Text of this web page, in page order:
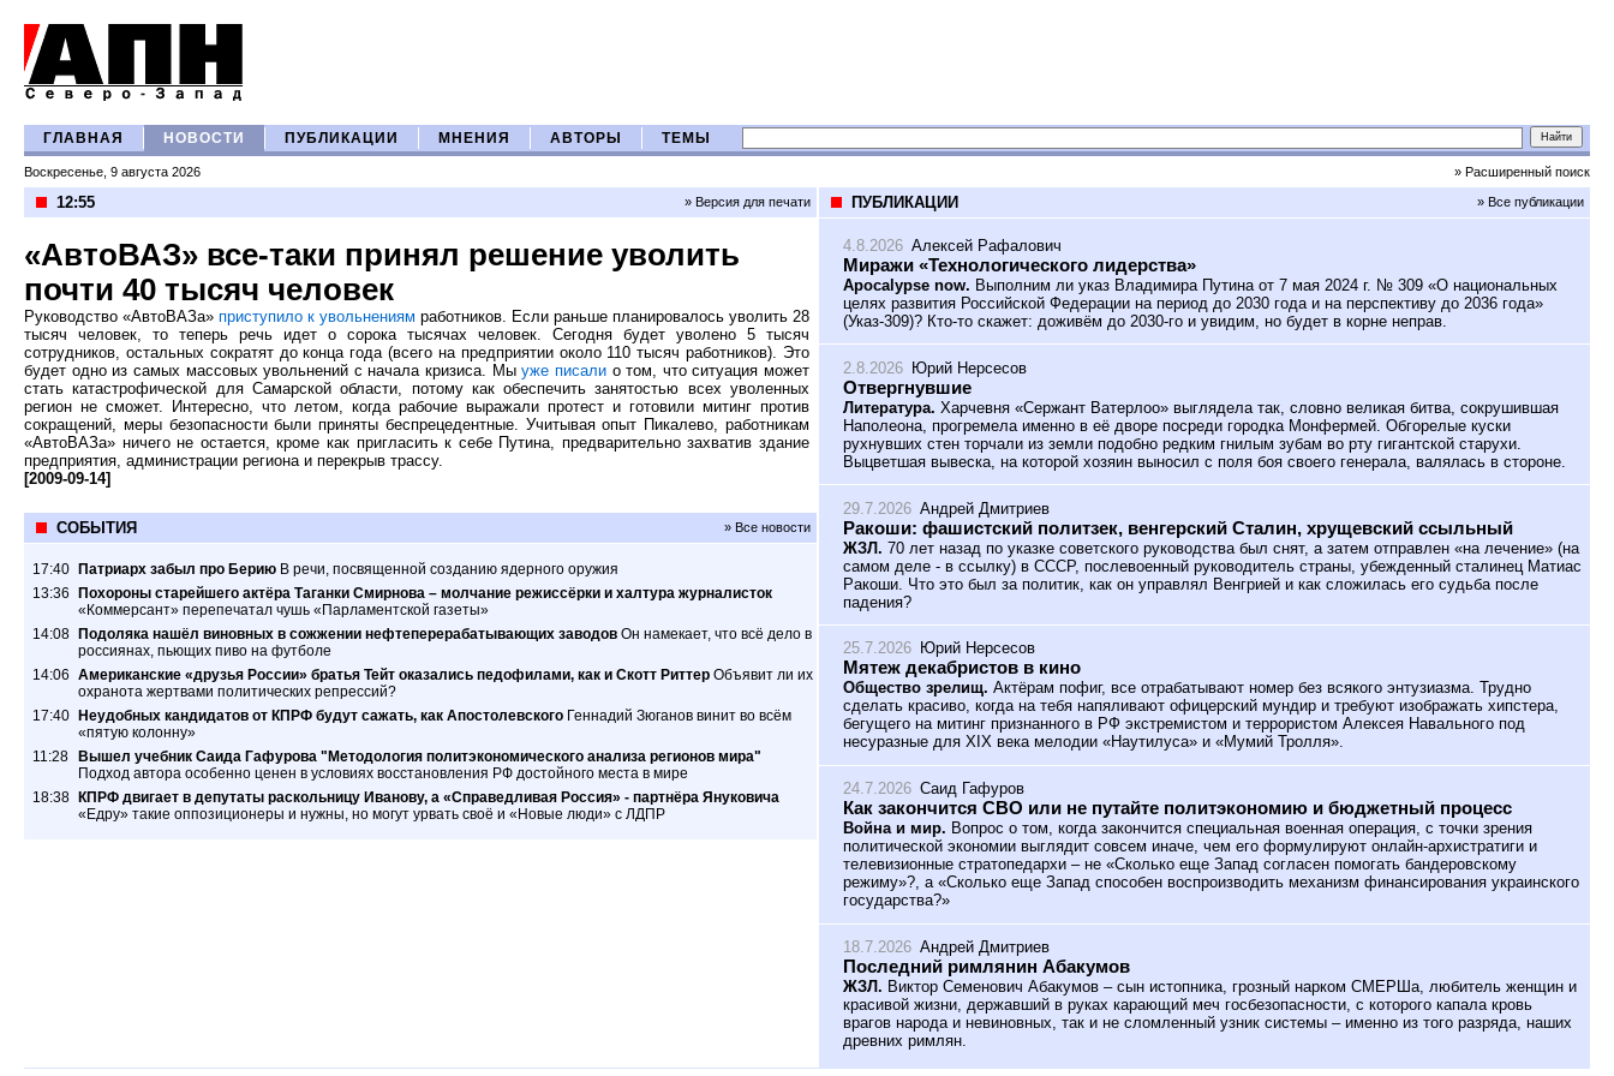
ГЛАВНАЯ НОВОСТИ ПУБЛИКАЦИИ МНЕНИЯ АВТОРЫ ТЕМЫ
Воскресенье, 9 августа 2026 » Расширенный поиск
12:55 » Версия для печати
«АвтоВАЗ» все-таки принял решение уволить
почти 40 тысяч человек
Руководство «АвтоВАЗа» приступило к увольнениям работников. Если раньше планировалось уволить 28
тысяч человек, то теперь речь идет о сорока тысячах человек. Сегодня будет уволено 5 тысяч
сотрудников, остальных сократят до конца года (всего на предприятии около 110 тысяч работников). Это
будет одно из самых массовых увольнений с начала кризиса. Мыуже писалио том, что ситуация может
стать катастрофической для Самарской области, потому как обеспечить занятостью всех уволенных
регион не сможет. Интересно, что летом, когда рабочие выражали протест и готовили митинг против
сокращений, меры безопасности были приняты беспрецедентные. Учитывая опыт Пикалево, работникам
«АвтоВАЗа» ничего не остается, кроме как пригласить к себе Путина, предварительно захватив здание
предприятия, администрации региона и перекрыв трассу.
[2009-09-14]
СОБЫТИЯ » Все новости
17:40 Патриарх забыл про Берию В речи, посвященной созданию ядерного оружия
13:36
Похороны старейшего актёра Таганки Смирнова – молчание режиссёрки и халтура журналисток
«Коммерсант» перепечатал чушь «Парламентской газеты»
14:08
Подоляка нашёл виновных в сожжении нефтеперерабатывающих заводов Он намекает, что всё дело в
россиянах, пьющих пиво на футболе
14:06 Американские «друзья России» братья Тейт оказались педофилами, как и Скотт Риттер Объявит ли их
охранота жертвами политических репрессий?
17:40
Неудобных кандидатов от КПРФ будут сажать, как Апостолевского Геннадий Зюганов винит во всём
«пятую колонну»
11:28
Вышел учебник Саида Гафурова "Методология политэкономического анализа регионов мира"
Подход автора особенно ценен в условиях восстановления РФ достойного места в мире
18:38
КПРФ двигает в депутаты раскольницу Иванову, а «Справедливая Россия» - партнёра Януковича
«Едру» такие оппозиционеры и нужны, но могут урвать своё и «Новые люди» с ЛДПР
ПУБЛИКАЦИИ » Все публикации
4.8.2026 Алексей Рафалович
Миражи «Технологического лидерства»
Apocalypse now. Выполним ли указ Владимира Путина от 7 мая 2024 г. № 309 «О национальных
целях развития Российской Федерации на период до 2030 года и на перспективу до 2036 года»
(Указ-309)? Кто-то скажет: доживём до 2030-го и увидим, но будет в корне неправ.
2.8.2026 Юрий Нерсесов
Отвергнувшие
Литература. Харчевня «Сержант Ватерлоо» выглядела так, словно великая битва, сокрушившая
Наполеона, прогремела именно в её дворе посреди городка Монфермей. Обгорелые куски
рухнувших стен торчали из земли подобно редким гнилым зубам во рту гигантской старухи.
Выцветшая вывеска, на которой хозяин выносил с поля боя своего генерала, валялась в стороне.
29.7.2026 Андрей Дмитриев
Ракоши: фашистский политзек, венгерский Сталин, хрущевский ссыльный
ЖЗЛ. 70 лет назад по указке советского руководства был снят, а затем отправлен «на лечение» (на
самом деле - в ссылку) в СССР, послевоенный руководитель страны, убежденный сталинец Матиас
Ракоши. Что это был за политик, как он управлял Венгрией и как сложилась его судьба после
падения?
25.7.2026 Юрий Нерсесов
Мятеж декабристов в кино
Общество зрелищ. Актёрам пофиг, все отрабатывают номер без всякого энтузиазма. Трудно
сделать красиво, когда на тебя напяливают офицерский мундир и требуют изображать хипстера,
бегущего на митинг признанного в РФ экстремистом и террористом Алексея Навального под
несуразные для XIX века мелодии «Наутилуса» и «Мумий Тролля».
24.7.2026 Саид Гафуров
Как закончится СВО или не путайте политэкономию и бюджетный процесс
Война и мир. Вопрос о том, когда закончится специальная военная операция, с точки зрения
политической экономии выглядит совсем иначе, чем его формулируют онлайн-архистратиги и
телевизионные стратопедархи – не «Сколько еще Запад согласен помогать бандеровскому
режиму»?, а «Сколько еще Запад способен воспроизводить механизм финансирования украинского
государства?»
18.7.2026 Андрей Дмитриев
Последний римлянин Абакумов
ЖЗЛ. Виктор Семенович Абакумов – сын истопника, грозный нарком СМЕРШа, любитель женщин и
красивой жизни, державший в руках карающий меч госбезопасности, с которого капала кровь
врагов народа и невиновных, так и не сломленный узник системы – именно из того разряда, наших
древних римлян.